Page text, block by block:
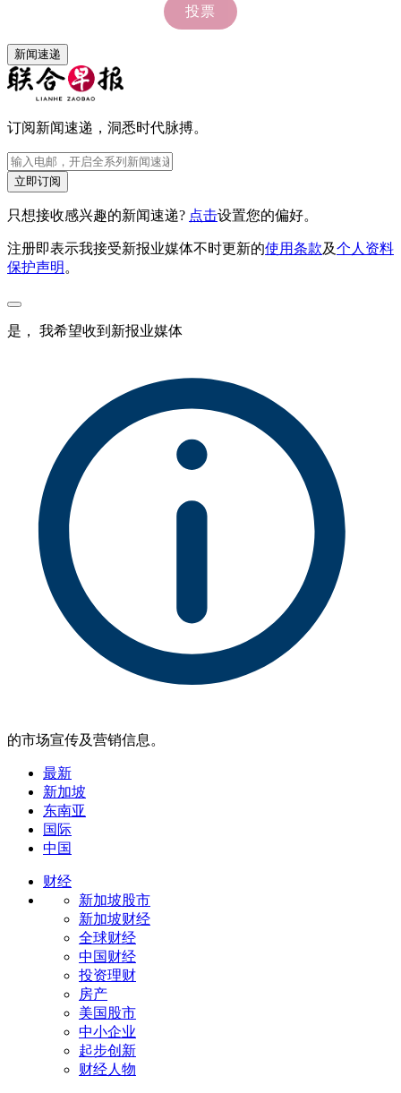
新闻速递
订阅新闻速递，洞悉时代脉搏。
立即订阅
只想接收感兴趣的新闻速递? 点击设置您的偏好。
注册即表示我接受新报业媒体不时更新的使用条款及个人资料
保护声明 。
是， 我希望收到新报业媒体
的市场宣传及营销信息。
最新
新加坡
东南亚
国际
中国
财经
新加坡股市
新加坡财经
全球财经
中国财经
投资理财
房产
美国股市
中小企业
起步创新
财经人物